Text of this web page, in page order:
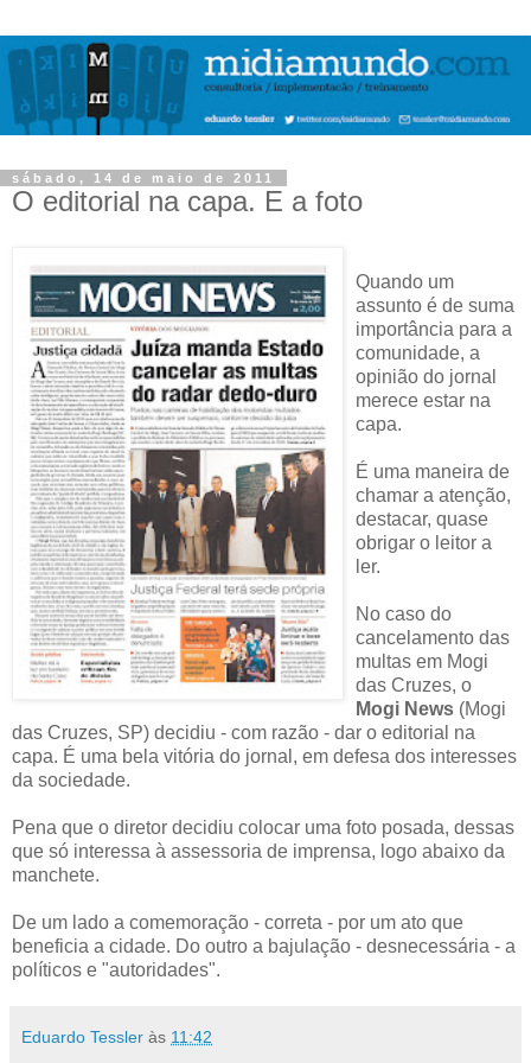
sábado, 14 de maio de 2011
O editorial na capa. E a foto
Quando um
assunto é de suma
importância para a
comunidade, a
opinião do jornal
merece estar na
capa.
É uma maneira de
chamar a atenção,
destacar, quase
obrigar o leitor a
ler.
No caso do
cancelamento das
multas em Mogi
das Cruzes, o
Mogi News (Mogi
das Cruzes, SP) decidiu - com razão - dar o editorial na
capa. É uma bela vitória do jornal, em defesa dos interesses
da sociedade.
Pena que o diretor decidiu colocar uma foto posada, dessas
que só interessa à assessoria de imprensa, logo abaixo da
manchete.
De um lado a comemoração - correta - por um ato que
beneficia a cidade. Do outro a bajulação - desnecessária - a
políticos e "autoridades".
Eduardo Tessler às 11:42